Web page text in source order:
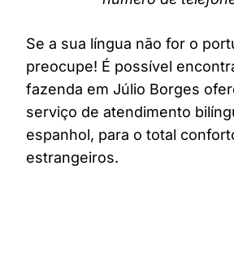
Se a sua língua não for o
preocupe! É possível
fazenda em Júlio Borges
serviço de atendimento
espanhol, para o total
estrangeiros.